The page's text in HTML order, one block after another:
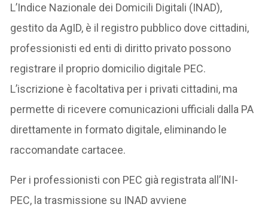
L’Indice Nazionale dei Domicili Digitali (INAD),
gestito da AgID, è il registro pubblico dove cittadini,
professionisti ed enti di diritto privato possono
registrare il proprio domicilio digitale PEC.
L’iscrizione è facoltativa per i privati cittadini, ma
permette di ricevere comunicazioni ufficiali dalla PA
direttamente in formato digitale, eliminando le
raccomandate cartacee.
Per i professionisti con PEC già registrata all’INI-
PEC, la trasmissione su INAD avviene